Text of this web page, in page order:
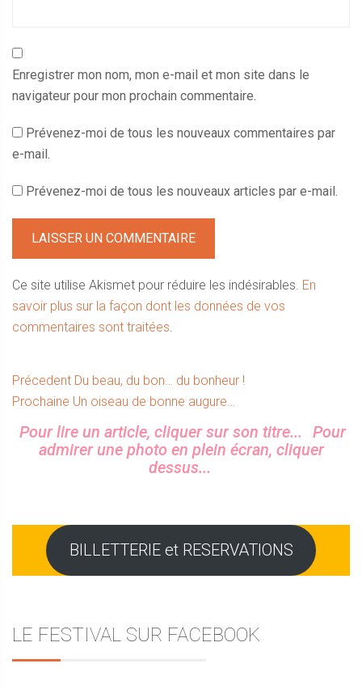
Enregistrer mon nom, mon e-mail et mon site dans le
navigateur pour mon prochain commentaire.
Prévenez-moi de tous les nouveaux commentaires par
e-mail.
Prévenez-moi de tous les nouveaux articles par e-mail.
Ce site utilise Akismet pour réduire les indésirables. En
savoir plus sur la façon dont les données de vos
commentaires sont traitées.
Navigation
de
l’article
Précedent Article
précédent :
Du beau, du bon… du bonheur !
Prochaine Article
Un oiseau de bonne augure…
Sidebar
Pour lire un article, cliquer sur son titre...
Pour
admirer une photo en plein écran, cliquer
dessus...
BILLETTERIE et RESERVATIONS
LE FESTIVAL SUR FACEBOOK